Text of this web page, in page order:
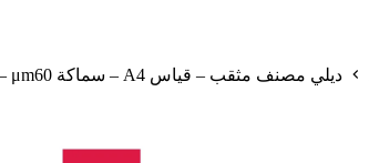
ديلي مصنف مثقب – قياس A4 – سماكة μm60 – شفاف EF20202